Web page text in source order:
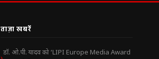
ताज़ा खबरें
डॉ. ओ.पी. यादव को ‘LIPI Europe Media Award